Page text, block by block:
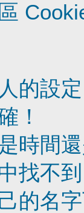
的設
！
時間
找不
的名